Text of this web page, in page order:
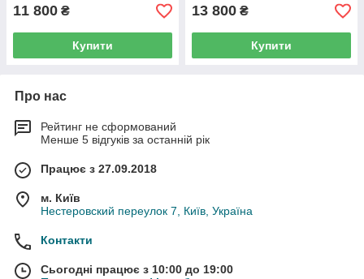
11 800 ₴
Купити
13 800 ₴
Купити
Про нас
Рейтинг не сформований
Менше 5 відгуків за останній рік
Працює з 27.09.2018
м. Київ
Нестеровский переулок 7, Київ, Україна
Контакти
Сьогодні працює з 10:00 до 19:00